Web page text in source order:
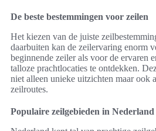
De beste bestemmingen voor zeilen
Het kiezen van de juiste
daarbuiten kan de zeilervaring enorm
beginnende zeiler als voor de ervaren
talloze prachtlocaties te ontdekken.
niet alleen unieke uitzichten maar ook
zeilroutes.
Populaire zeilgebieden in Nederland